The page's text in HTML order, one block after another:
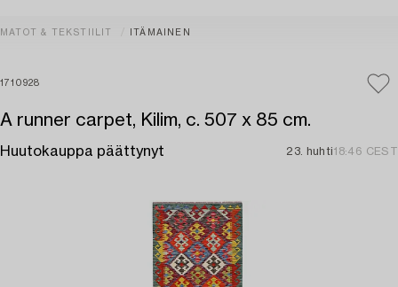
MATOT & TEKSTIILIT ITÄMAINEN
1710928
A runner carpet, Kilim, c. 507 x 85 cm.
Huutokauppa päättynyt 23. huhti18:46 CEST